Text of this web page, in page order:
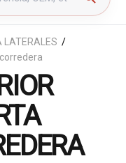
LATERALES